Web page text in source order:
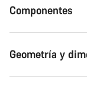
Componentes
Geometría y